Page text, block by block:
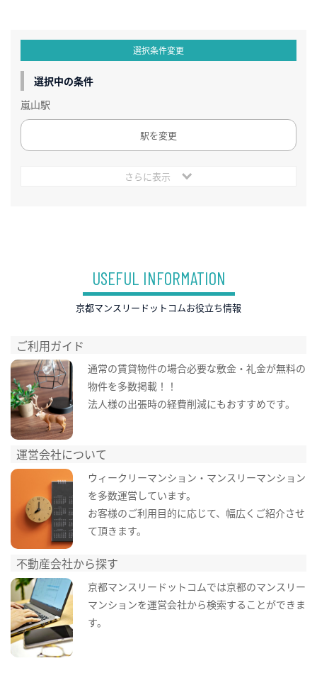
選択条件変更
選択中の条件
嵐山駅
駅を変更
さらに表示
USEFUL INFORMATION
京都マンスリードットコムお役立ち情報
ご利用ガイド
通常の賃貸物件の場合必要な敷金・礼金が無料の
物件を多数掲載！！
法人様の出張時の経費削減にもおすすめです。
運営会社について
ウィークリーマンション・マンスリーマンション
を多数運営しています。
お客様のご利用目的に応じて、幅広くご紹介させ
て頂きます。
不動産会社から探す
京都マンスリードットコムでは京都のマンスリー
マンションを運営会社から検索することができま
す。